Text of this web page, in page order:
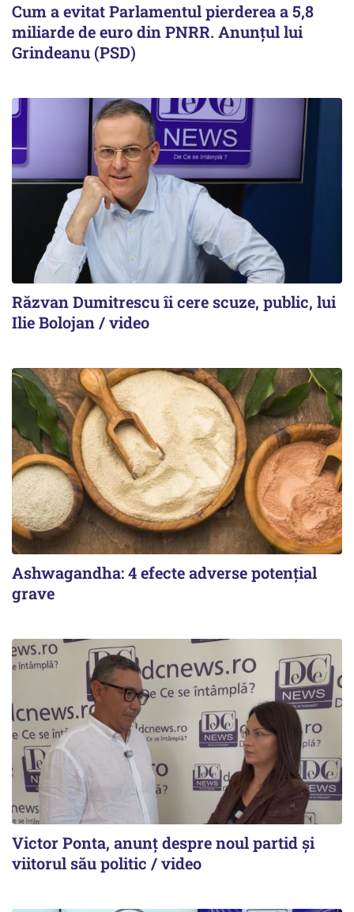
Cum a evitat Parlamentul pierderea a 5,8
miliarde de euro din PNRR. Anunțul lui
Grindeanu (PSD)
Răzvan Dumitrescu îi cere scuze, public, lui
Ilie Bolojan / video
Ashwagandha: 4 efecte adverse potențial
grave
Victor Ponta, anunț despre noul partid și
viitorul său politic / video